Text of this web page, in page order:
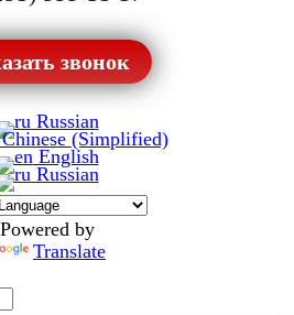
звонок
Russian
(Simplified)
English
Russian
Powered by
Translate